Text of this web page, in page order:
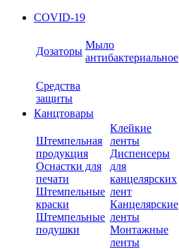
COVID-19
Дозаторы
Мыло
антибактериальное
Средства
защиты
Канцтовары
Штемпельная
продукция
Оснастки для
печати
Штемпельные
краски
Штемпельные
подушки
Клейкие
ленты
Диспенсеры
для
канцелярских
лент
Канцелярские
ленты
Монтажные
ленты